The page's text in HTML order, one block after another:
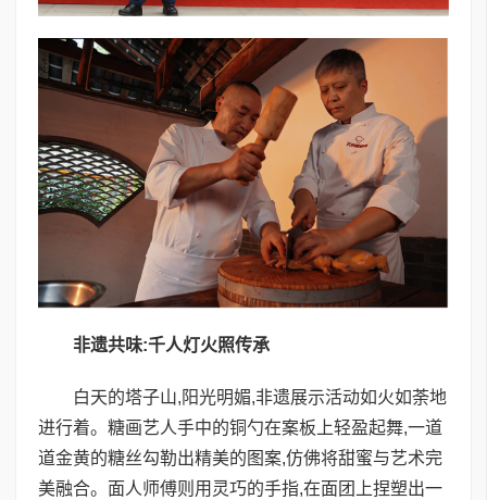
非遗共味:千人灯火照传承
白天的塔子山,阳光明媚,非遗展示活动如火如荼地
进行着。糖画艺人手中的铜勺在案板上轻盈起舞,一道
道金黄的糖丝勾勒出精美的图案,仿佛将甜蜜与艺术完
美融合。面人师傅则用灵巧的手指,在面团上捏塑出一